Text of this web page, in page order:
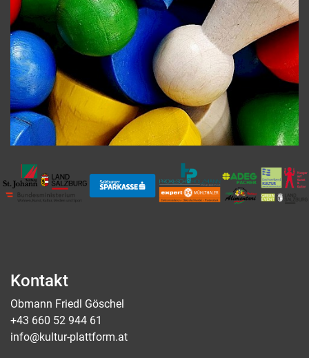
Kontakt
Obmann Friedl Göschel
+43 660 52 944 61
info@kultur-plattform.at